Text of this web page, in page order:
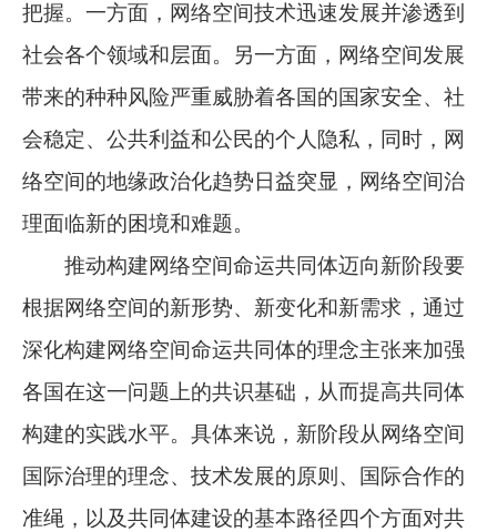
把握。一方面，网络空间技术迅速发展并渗透到
社会各个领域和层面。另一方面，网络空间发展
带来的种种风险严重威胁着各国的国家安全、社
会稳定、公共利益和公民的个人隐私，同时，网
络空间的地缘政治化趋势日益突显，网络空间治
理面临新的困境和难题。
推动构建网络空间命运共同体迈向新阶段要
根据网络空间的新形势、新变化和新需求，通过
深化构建网络空间命运共同体的理念主张来加强
各国在这一问题上的共识基础，从而提高共同体
构建的实践水平。具体来说，新阶段从网络空间
国际治理的理念、技术发展的原则、国际合作的
准绳，以及共同体建设的基本路径四个方面对共